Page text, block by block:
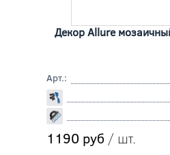
Декор Allure
Арт.:
1190 руб / шт.